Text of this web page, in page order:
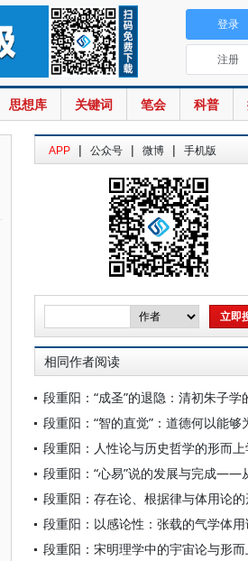
思想库 关键词 笔会 科普
登录
注册
APP | 公众号 | 微博 | 手机版
相同作者阅读